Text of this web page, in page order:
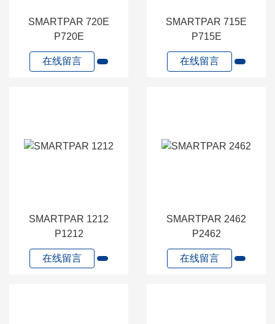
SMARTPAR 720E
P720E
在线留言
SMARTPAR 715E
P715E
在线留言
SMARTPAR 1212
P1212
在线留言
SMARTPAR 2462
P2462
在线留言